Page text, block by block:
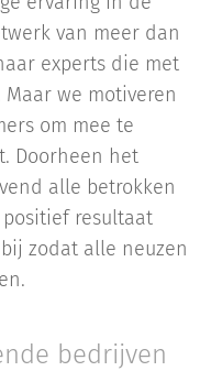
van meer dan
experts die met
we motiveren
om mee te
Doorheen het
alle betrokken
resultaat
zodat alle neuzen
bedrijven